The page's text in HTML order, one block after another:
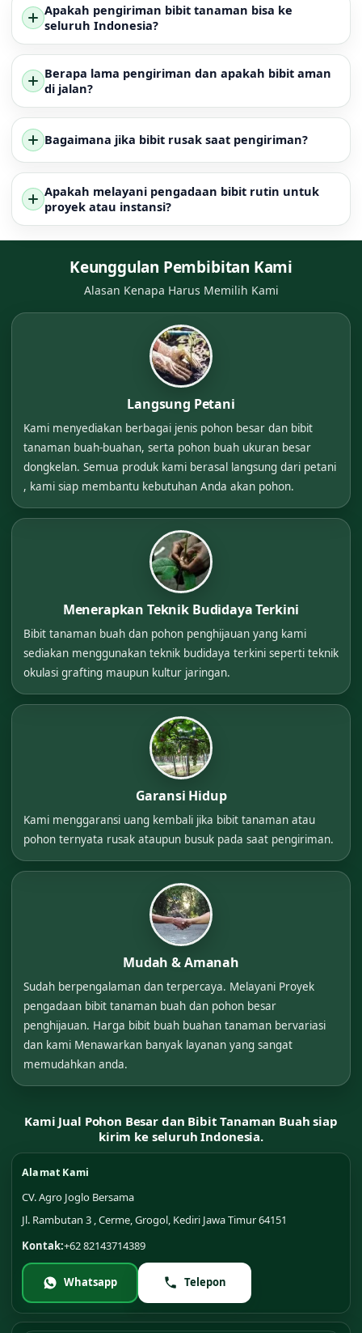
Apakah pengiriman bibit tanaman bisa ke
seluruh Indonesia?
Berapa lama pengiriman dan apakah bibit aman
di jalan?
Bagaimana jika bibit rusak saat pengiriman?
Apakah melayani pengadaan bibit rutin untuk
proyek atau instansi?
Keunggulan Pembibitan Kami
Alasan Kenapa Harus Memilih Kami
Langsung Petani
Kami menyediakan berbagai jenis pohon besar dan bibit
tanaman buah-buahan, serta pohon buah ukuran besar
dongkelan. Semua produk kami berasal langsung dari petani
, kami siap membantu kebutuhan Anda akan pohon.
Menerapkan Teknik Budidaya Terkini
Bibit tanaman buah dan pohon penghijauan yang kami
sediakan menggunakan teknik budidaya terkini seperti teknik
okulasi grafting maupun kultur jaringan.
Garansi Hidup
Kami menggaransi uang kembali jika bibit tanaman atau
pohon ternyata rusak ataupun busuk pada saat pengiriman.
Mudah & Amanah
Sudah berpengalaman dan terpercaya. Melayani Proyek
pengadaan bibit tanaman buah dan pohon besar
penghijauan. Harga bibit buah buahan tanaman bervariasi
dan kami Menawarkan banyak layanan yang sangat
memudahkan anda.
Kami Jual Pohon Besar dan Bibit Tanaman Buah siap
kirim ke seluruh Indonesia.
Alamat Kami
CV. Agro Joglo Bersama
Jl. Rambutan 3 , Cerme, Grogol, Kediri Jawa Timur 64151
Kontak:+62 82143714389
Whatsapp Telepon